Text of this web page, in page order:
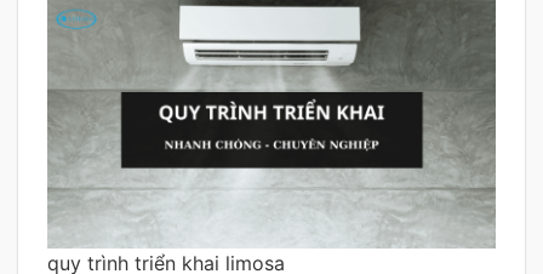
quy trình triển khai limosa